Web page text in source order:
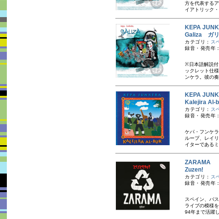
方を代表する
イアトリック
KEPA
Galiza ガ
カテゴリ： ス
録音・発売
※日本語解説
ックレット仕
ンケラ。彼の
KEPA
Kalejira
カテゴリ： ス
録音・発売年
ケパ・フンケ
ループ、レイ
イターである
ZARAMA
Zuzen!
カテゴリ： ス
録音・発売年
スペイン、バ
ライブの模様
94年まで活躍